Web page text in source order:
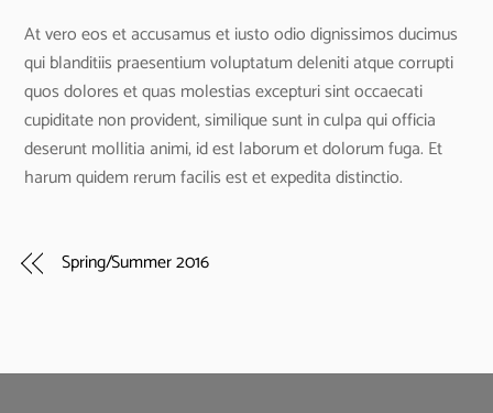
At vero eos et accusamus et iusto odio dignissimos ducimus
qui blanditiis praesentium voluptatum deleniti atque corrupti
quos dolores et quas molestias excepturi sint occaecati
cupiditate non provident, similique sunt in culpa qui officia
deserunt mollitia animi, id est laborum et dolorum fuga. Et
harum quidem rerum facilis est et expedita distinctio.
Spring/Summer 2016